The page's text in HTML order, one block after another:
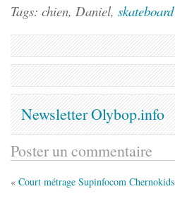
Tags: chien, Daniel, skateboard
Newsletter Olybop.info
Poster un commentaire
« Court métrage Supinfocom Chernokids